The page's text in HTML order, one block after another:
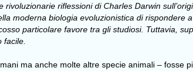
rivoluzionarie riflessioni di Charles Darwin
moderna biologia evoluzionistica di rispondere
particolare favore tra gli studiosi. Tuttavia,
facile.
ma anche molte altre specie animali – fosse